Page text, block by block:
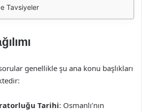
Tavsiyeler
genellikle şu ana konu başlıkları
Tarihi: Osmanlı’nın